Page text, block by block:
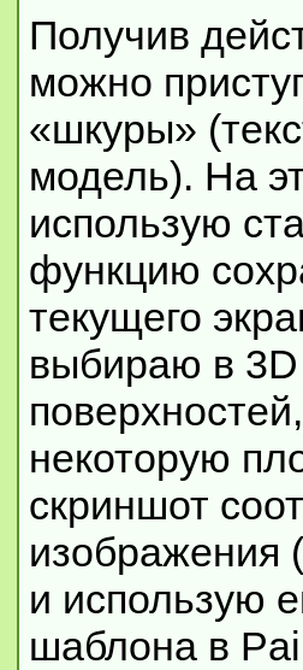
Получив
можно
«шкуры»
модель). На
использую
функцию
текущего
выбираю в
некоторую
скриншот
изображения
и использую
шаблона в